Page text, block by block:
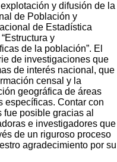
y difusión de la
de Población y
de Estadística
y
de la población”. El
de investigaciones que
de interés nacional, que
censal y la
geográfica de áreas
específicas. Contar con
posible gracias al
e investigadores que
de un riguroso proceso
agradecimiento por su